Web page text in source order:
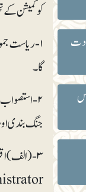
کو کمیشن
۱- ریاست
گا۔
جنگ بندی